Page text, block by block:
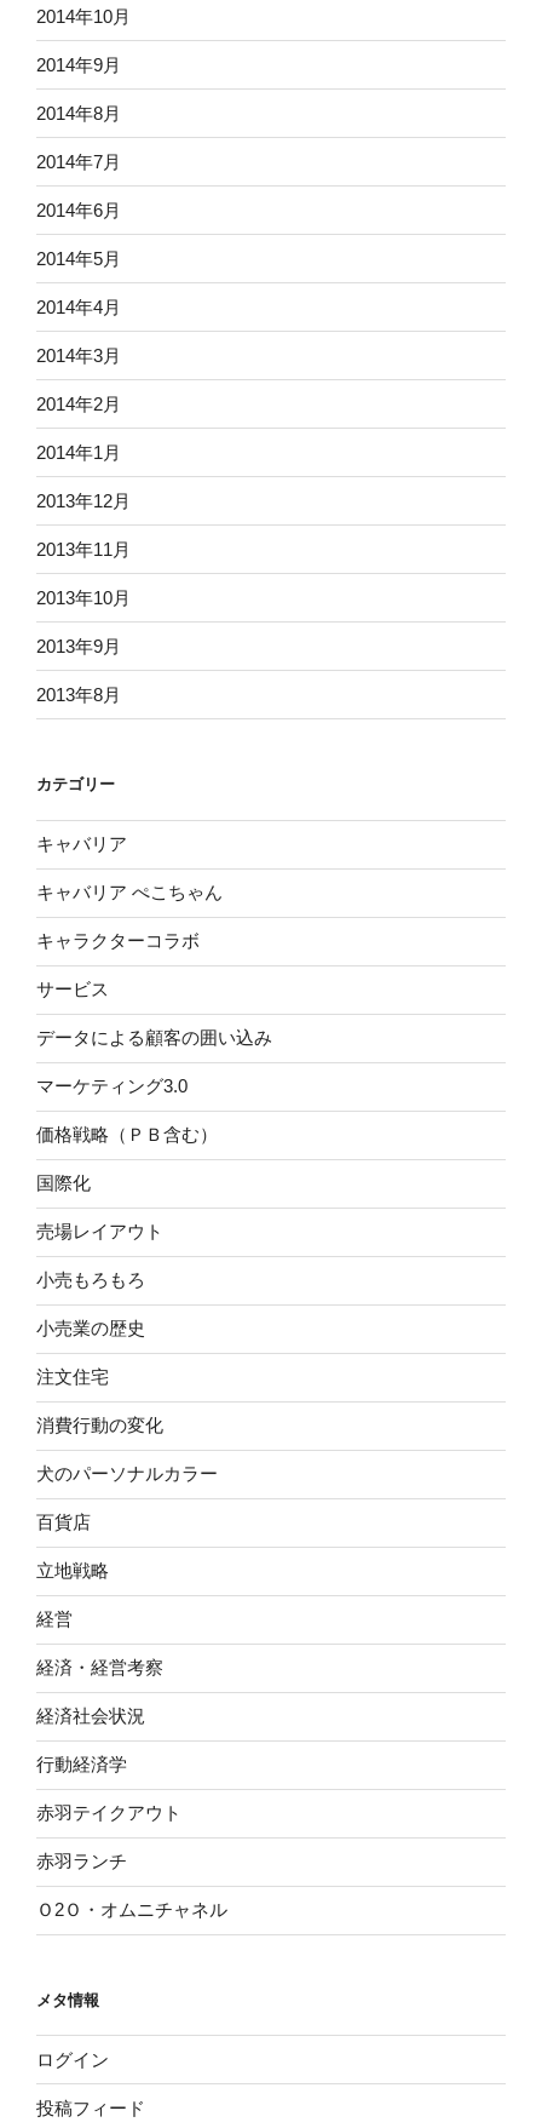
2014年10月
2014年9月
2014年8月
2014年7月
2014年6月
2014年5月
2014年4月
2014年3月
2014年2月
2014年1月
2013年12月
2013年11月
2013年10月
2013年9月
2013年8月
カテゴリー
キャバリア
キャバリア ぺこちゃん
キャラクターコラボ
サービス
データによる顧客の囲い込み
マーケティング3.0
価格戦略（ＰＢ含む）
国際化
売場レイアウト
小売もろもろ
小売業の歴史
注文住宅
消費行動の変化
犬のパーソナルカラー
百貨店
立地戦略
経営
経済・経営考察
経済社会状況
行動経済学
赤羽テイクアウト
赤羽ランチ
Ｏ2Ｏ・オムニチャネル
メタ情報
ログイン
投稿フィード